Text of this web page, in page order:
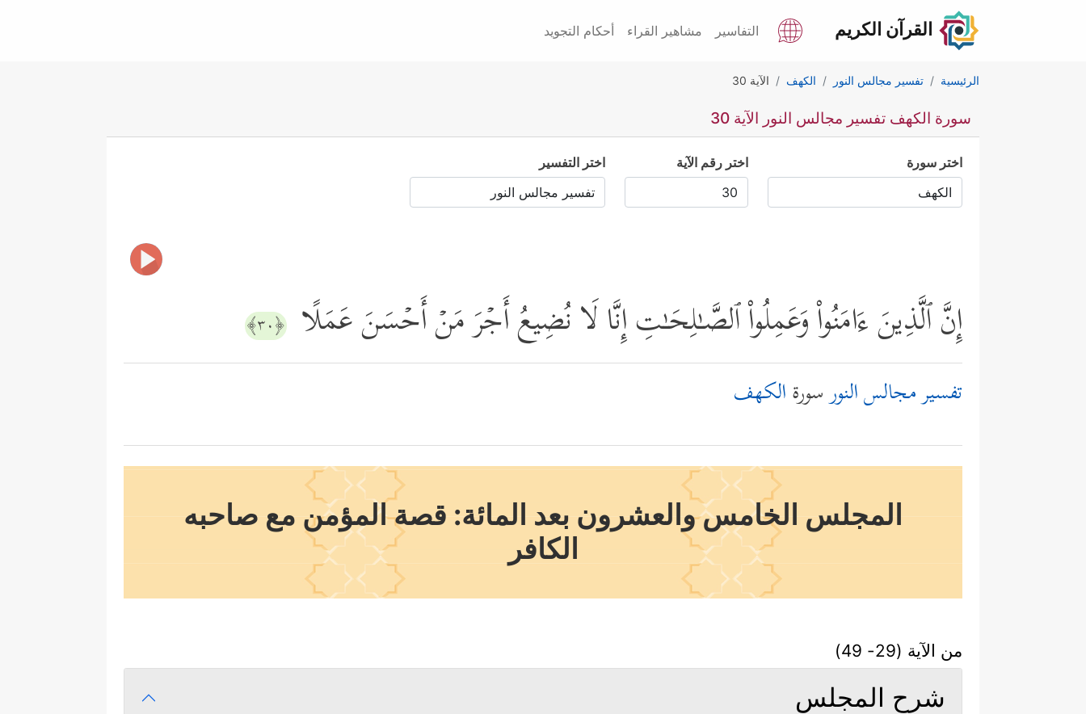
القرآن الكريم التفاسير مشاهير القراء أحكام التجويد
الرئيسية تفسير مجالس النور الكهف الآية 30
سورة الكهف تفسير مجالس النور الآية 30
اختر سورة اختر رقم الآية اختر التفسير
إِنَّ ٱلَّذِینَ ءَامَنُواْ وَعَمِلُواْ ٱلصَّـٰلِحَـٰتِ إِنَّا لَا نُضِیعُ أَجۡرَ مَنۡ أَحۡسَنَ عَمَلًا ﴿٣٠﴾
تفسير مجالس النورسورةالكهف
المجلس الخامس والعشرون بعد المائة: قصة المؤمن مع صاحبه
الكافر
من الآية (29- 49)
شرح المجلس